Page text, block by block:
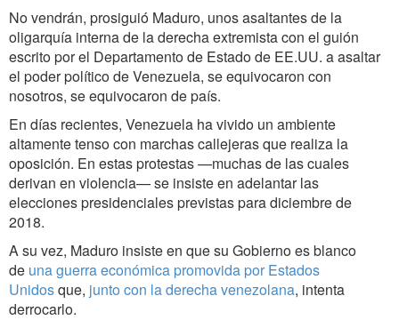
No vendrán, prosiguió Maduro, unos asaltantes de la
oligarquía interna de la derecha extremista con el guión
escrito por el Departamento de Estado de EE.UU. a asaltar
el poder político de Venezuela, se equivocaron con
nosotros, se equivocaron de país.
En días recientes, Venezuela ha vivido un ambiente
altamente tenso con marchas callejeras que realiza la
oposición. En estas protestas —muchas de las cuales
derivan en violencia— se insiste en adelantar las
elecciones presidenciales previstas para diciembre de
2018.
A su vez, Maduro insiste en que su Gobierno es blanco
de una guerra económica promovida por Estados
Unidosque, junto con la derecha venezolana, intenta
derrocarlo.